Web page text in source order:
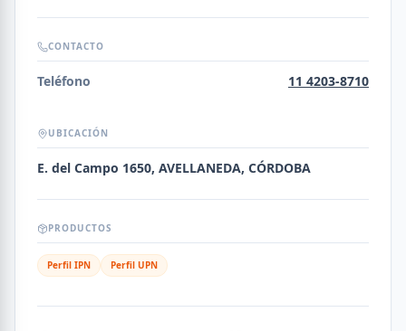
CONTACTO
Teléfono 11 4203-8710
UBICACIÓN
E. del Campo 1650, AVELLANEDA, CÓRDOBA
PRODUCTOS
Perfil IPN Perfil UPN